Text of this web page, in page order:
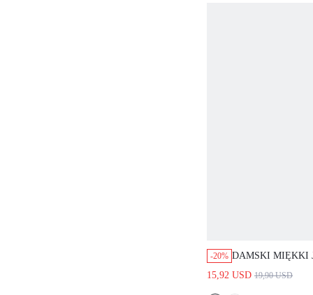
-20% DAMSKI MIĘKKI
BAWEŁNIANY
15,92 USD 19,90 USD